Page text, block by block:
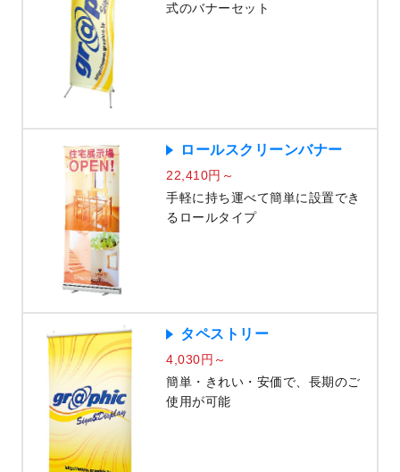
式のバナーセット
ロールスクリーンバナー
22,410円～
手軽に持ち運べて簡単に設置でき
るロールタイプ
タペストリー
4,030円～
簡単・きれい・安価で、長期のご
使用が可能